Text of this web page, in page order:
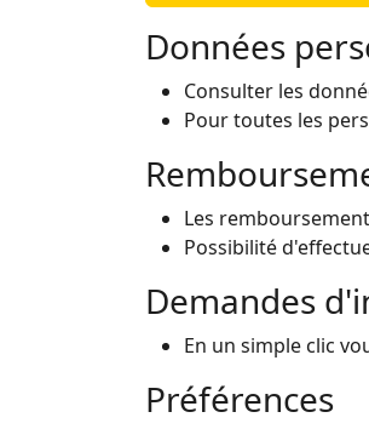
Données
Consulter les
Pour toutes les
Les
Possibilité
Demandes
En un simple clic
Préférences